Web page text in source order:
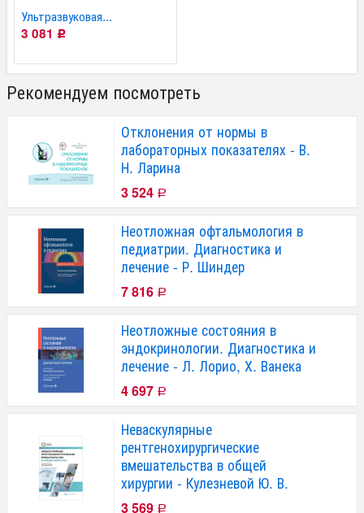
Ультразвуковая...
3 081
Р
Рекомендуем посмотреть
Отклонения от нормы в
лабораторных показателях - В.
Н. Ларина
3 524 Р
Неотложная офтальмология в
педиатрии. Диагностика и
лечение - Р. Шиндер
7 816 Р
Неотложные состояния в
эндокринологии. Диагностика и
лечение - Л. Лорио, Х. Ванека
4 697 Р
Неваскулярные
рентгенохирургические
вмешательства в общей
хирургии - Кулезневой Ю. В.
3 569 Р